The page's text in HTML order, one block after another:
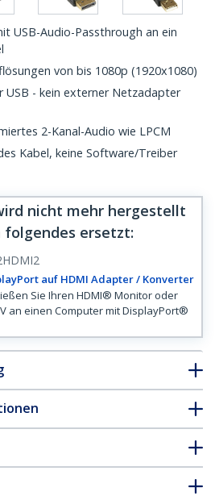
USB-Audio-Passthrough an ein
von bis 1080p (1920x1080)
USB - kein externer Netzadapter
2-Kanal-Audio wie LPCM
Kabel, keine Software/Treiber
nicht mehr hergestellt
folgendes ersetzt:
auf HDMI Adapter / Konverter
Sie Ihren HDMI® Monitor oder
an einen Computer mit DisplayPort®